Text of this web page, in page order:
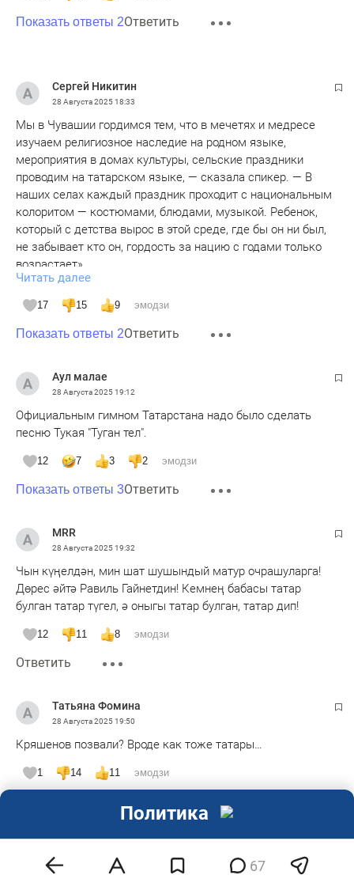
Показать ответы 2Ответить
Сергей Никитин
28 Августа 202518:33
Мы в Чувашии гордимся тем, что в мечетях и медресе
изучаем религиозное наследие на родном языке,
мероприятия в домах культуры, сельские праздники
проводим на татарском языке, — сказала спикер. — В
наших селах каждый праздник проходит с национальным
колоритом — костюмами, блюдами, музыкой. Ребенок,
который с детства вырос в этой среде, где бы он ни был,
не забывает кто он, гордость за нацию с годами только
возрастает»...
А мы чуваши в Татарстане так же живем.
Тюркское братство лучшее богатство.
Читать далее
17 15 9 эмодзи
Показать ответы 2Ответить
Аул малае
28 Августа 202519:12
Официальным гимном Татарстана надо было сделать
песню Тукая "Туган тел".
12 7 3 2 эмодзи
Показать ответы 3Ответить
MRR
28 Августа 202519:32
Чын күңелдән, мин шат шушындый матур очрашуларга!
Дөрес әйтә Равиль Гайнетдин! Кемнең бабасы татар
булган татар түгел, ә оныгы татар булган, татар дип!
12 11 8 эмодзи
Ответить
Татьяна Фомина
28 Августа 202519:50
Кряшенов позвали? Вроде как тоже татары…
1 14 11 эмодзи
29 Августа 202504:42 67
Политика